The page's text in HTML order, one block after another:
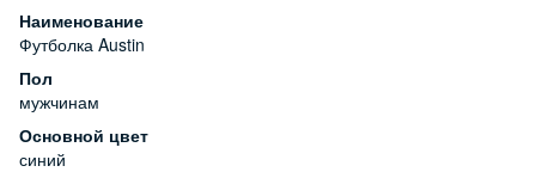
Наименование
Футболка Austin
Пол
мужчинам
Основной цвет
синий